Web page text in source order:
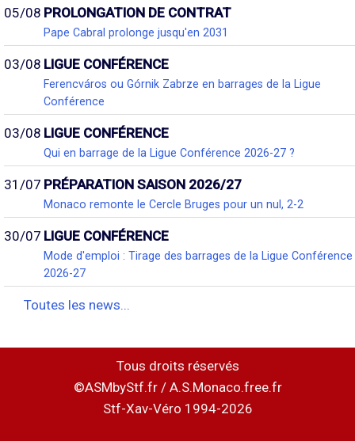
05/08 PROLONGATION DE CONTRAT
Pape Cabral prolonge jusqu'en 2031
03/08 LIGUE CONFÉRENCE
Ferencváros ou Górnik Zabrze en barrages de la Ligue
Conférence
03/08 LIGUE CONFÉRENCE
Qui en barrage de la Ligue Conférence 2026-27 ?
31/07 PRÉPARATION SAISON 2026/27
Monaco remonte le Cercle Bruges pour un nul, 2-2
30/07 LIGUE CONFÉRENCE
Mode d'emploi : Tirage des barrages de la Ligue Conférence
2026-27
Toutes les news...
Tous droits réservés
©ASMbyStf.fr / A.S.Monaco.free.fr
Stf-Xav-Véro 1994-2026